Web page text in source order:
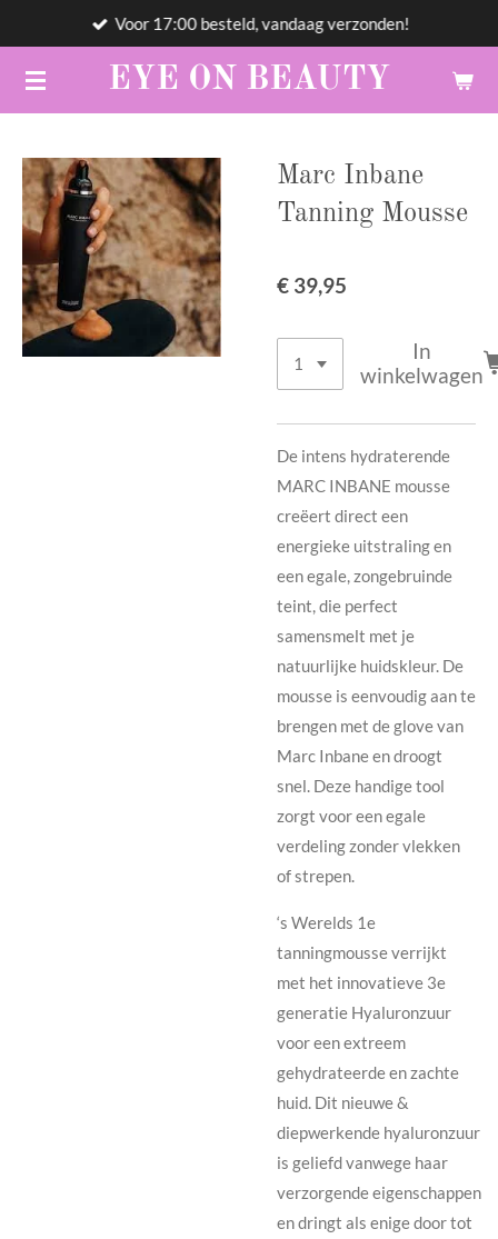
naar
de
EYE ON BEAUTY
Voor 17:00 besteld, vandaag verzonden!
Marc Inbane
Tanning Mousse
€ 39,95
In
winkelwagen
De intens hydraterende
MARC INBANE mousse
creëert direct een
energieke uitstraling en
een egale, zongebruinde
teint, die perfect
samensmelt met je
natuurlijke huidskleur. De
mousse is eenvoudig aan te
brengen met deglove van
Marc Inbaneen droogt
snel. Deze handige tool
zorgt voor een egale
verdeling zonder vlekken
of strepen.
‘s Werelds 1e
tanningmousse verrijkt
met het innovatieve 3e
generatie Hyaluronzuur
voor een extreem
gehydrateerde en zachte
huid. Dit nieuwe &
diepwerkende hyaluronzuur
is geliefd vanwege haar
verzorgende eigenschappen
en dringt als enige door tot